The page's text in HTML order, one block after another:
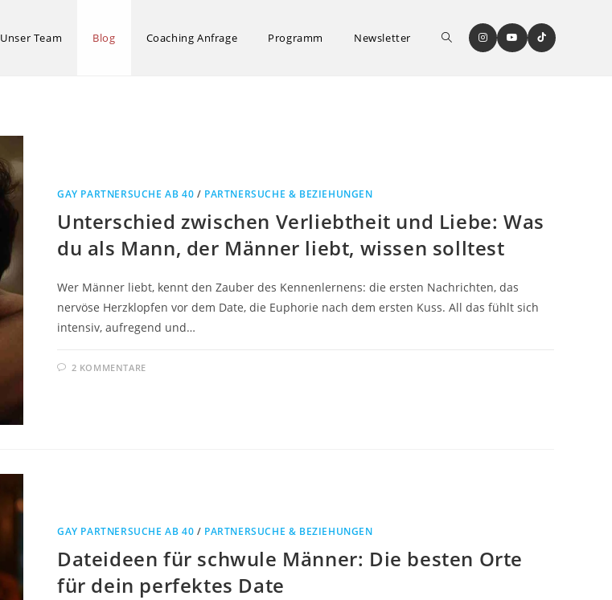
Unser Team Blog Coaching Anfrage Programm Newsletter Website-
GAY PARTNERSUCHE AB 40 / PARTNERSUCHE & BEZIEHUNGEN
Unterschied zwischen Verliebtheit und Liebe: Was
du als Mann, der Männer liebt, wissen solltest
Wer Männer liebt, kennt den Zauber des Kennenlernens: die ersten Nachrichten, das
nervöse Herzklopfen vor dem Date, die Euphorie nach dem ersten Kuss. All das fühlt sich
intensiv, aufregend und…
2 KOMMENTARE
GAY PARTNERSUCHE AB 40 / PARTNERSUCHE & BEZIEHUNGEN
Dateideen für schwule Männer: Die besten Orte
für dein perfektes Date